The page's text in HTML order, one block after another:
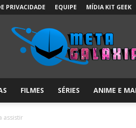
PRIVACIDADE EQUIPE MÍDIA KIT GEEK
FILMES SÉRIES ANIME E
assistir